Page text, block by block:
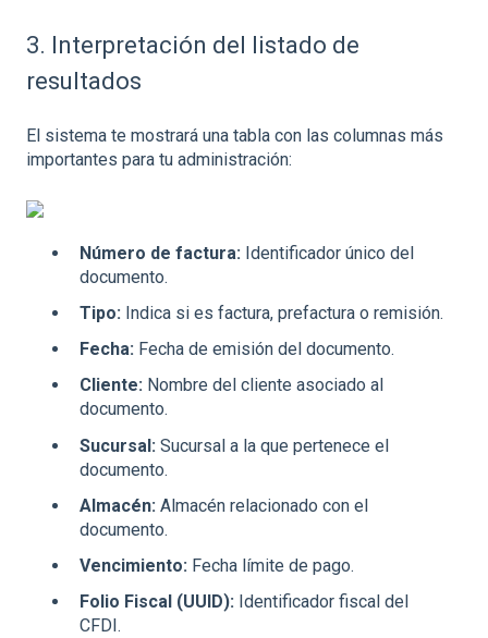
3. Interpretación del listado de
resultados
El sistema te mostrará una tabla con las columnas más
importantes para tu administración:
Número de factura: Identificador único del
documento.
Tipo: Indica si es factura, prefactura o remisión.
Fecha: Fecha de emisión del documento.
Cliente: Nombre del cliente asociado al
documento.
Sucursal: Sucursal a la que pertenece el
documento.
Almacén: Almacén relacionado con el
documento.
Vencimiento: Fecha límite de pago.
Folio Fiscal (UUID): Identificador fiscal del
CFDI.